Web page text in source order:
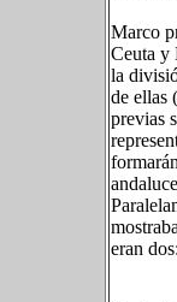
Marco
Ceuta y
la
de ellas
previas
eran